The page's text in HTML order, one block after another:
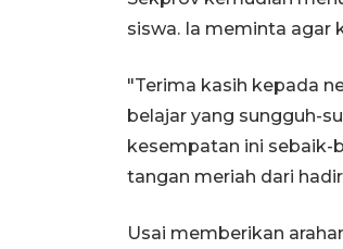
siswa. Ia meminta agar
"Terima kasih kepada
belajar yang sungguh-
kesempatan ini sebaik-
tangan meriah dari
Usai memberikan